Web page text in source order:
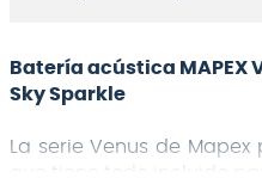
Batería acústica MAPEX
Sky Sparkle
La serie Venus de
que tiene todo incluido